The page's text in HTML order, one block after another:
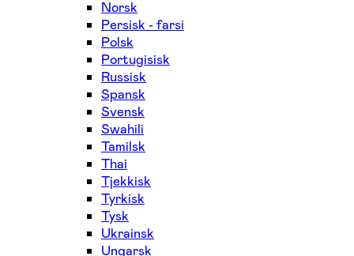
Norsk
Persisk - farsi
Polsk
Portugisisk
Russisk
Spansk
Svensk
Swahili
Tamilsk
Thai
Tjekkisk
Tyrkisk
Tysk
Ukrainsk
Ungarsk